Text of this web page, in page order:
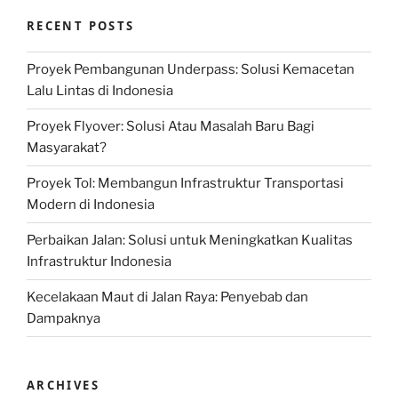
RECENT POSTS
Proyek Pembangunan Underpass: Solusi Kemacetan
Lalu Lintas di Indonesia
Proyek Flyover: Solusi Atau Masalah Baru Bagi
Masyarakat?
Proyek Tol: Membangun Infrastruktur Transportasi
Modern di Indonesia
Perbaikan Jalan: Solusi untuk Meningkatkan Kualitas
Infrastruktur Indonesia
Kecelakaan Maut di Jalan Raya: Penyebab dan
Dampaknya
ARCHIVES